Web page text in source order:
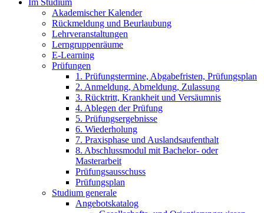
Im Studium
Akademischer Kalender
Rückmeldung und Beurlaubung
Lehrveranstaltungen
Lerngruppenräume
E-Learning
Prüfungen
1. Prüfungstermine, Abgabefristen, Prüfungsplan
2. Anmeldung, Abmeldung, Zulassung
3. Rücktritt, Krankheit und Versäumnis
4. Ablegen der Prüfung
5. Prüfungsergebnisse
6. Wiederholung
7. Praxisphase und Auslandsaufenthalt
8. Abschlussmodul mit Bachelor- oder
Masterarbeit
Prüfungsausschuss
Prüfungsplan
Studium generale
Angebotskatalog